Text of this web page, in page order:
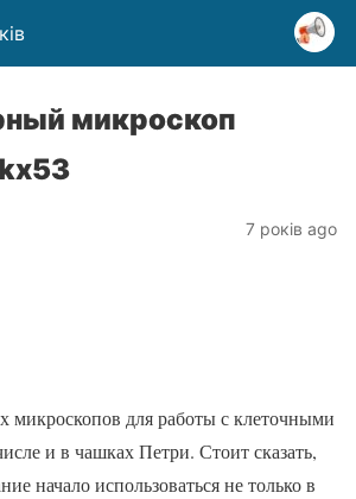
микроскоп
7 років ago
микроскопов для работы с клеточными
и в чашках Петри. Стоит сказать,
начало использоваться не только в